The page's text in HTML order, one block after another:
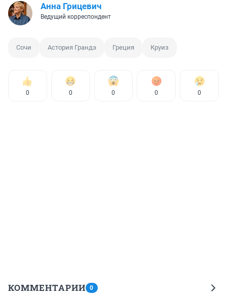
Анна Грицевич
Ведущий корреспондент
Сочи Астория Грандэ Греция Круиз
0 0 0 0 0
КОММЕНТАРИИ 0